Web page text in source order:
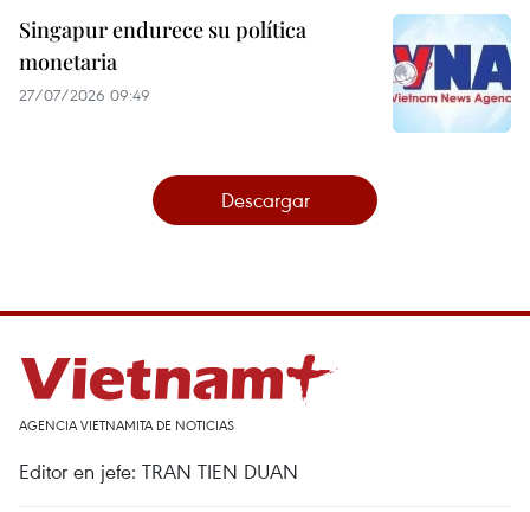
Singapur endurece su política
monetaria
27/07/2026 09:49
Descargar
AGENCIA VIETNAMITA DE NOTICIAS
Editor en jefe: TRAN TIEN DUAN